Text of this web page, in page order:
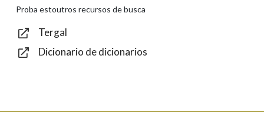
Enviar
Proba estoutros recursos de busca
Tergal
Dicionario de dicionarios